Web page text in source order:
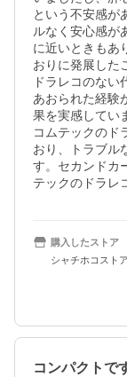
という不安感が
ルなく安心感が
に近いときもあ
おりに発展した
ドラレコのない
あおられた経験
果を実感してい
コムテックのド
おり、トラブル
す。セカンドカ
テックのドラレ
購入したストア
シャチホコストア